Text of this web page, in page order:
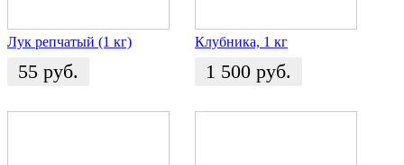
Лук репчатый (1 кг)
55 руб.
Клубника, 1 кг
1 500 руб.